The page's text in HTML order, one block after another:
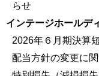
らせ
インテージホールデ
2026年６月期決算
配当方針の変更に